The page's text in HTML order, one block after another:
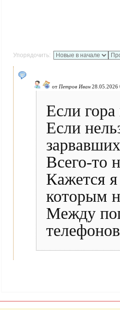
Упорядочить:
от Петров Иван 28.05.2026
Если гора
Если
Всего-то
Кажется
которым
Между